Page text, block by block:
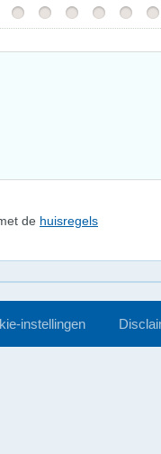
de huisregels
instellingen